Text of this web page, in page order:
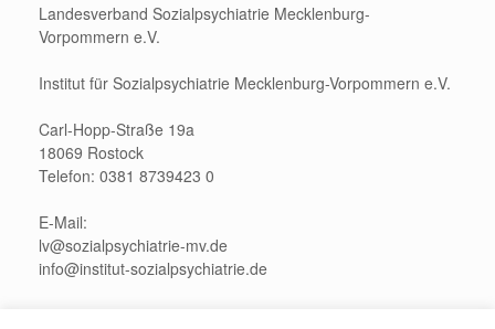
Landesverband Sozialpsychiatrie Mecklenburg-
Vorpommern e.V.
Institut für Sozialpsychiatrie Mecklenburg-Vorpommern e.V.
Carl-Hopp-Straße 19a
18069 Rostock
Telefon: 0381 8739423 0
E-Mail:
lv@sozialpsychiatrie-mv.de
info@institut-sozialpsychiatrie.de